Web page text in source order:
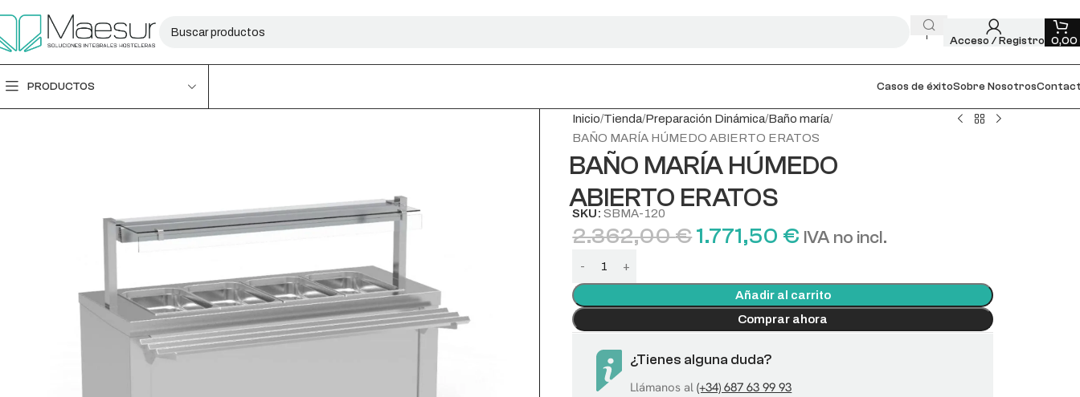
Acceso / Registro 0,00
PRODUCTOS Casos de éxitoSobre Nosotros
Inicio Tienda Preparación Dinámica Baño maría
BAÑO MARÍA HÚMEDO ABIERTO ERATOS
BAÑO MARÍA HÚMEDO
ABIERTO ERATOS
SKU:SBMA-120
2.362,00€1.771,50 € IVA no incl.
Añadir al carrito
Comprar ahora
¿Tienes alguna duda?
Llámanos al(+34) 687 63 99 93